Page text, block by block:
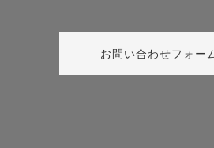
お問い合わせフォ